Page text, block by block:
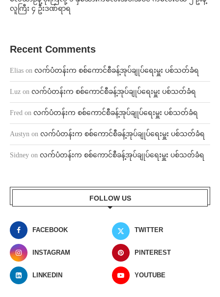
လူကြီး ၄ ဦးဒဏ်ရာရ
Recent Comments
Elias on လက်ပံတန်းက စစ်ကောင်စီခန့်အုပ်ချုပ်ရေးမှူး ပစ်သတ်ခံရ
Luz on လက်ပံတန်းက စစ်ကောင်စီခန့်အုပ်ချုပ်ရေးမှူး ပစ်သတ်ခံရ
Fred on လက်ပံတန်းက စစ်ကောင်စီခန့်အုပ်ချုပ်ရေးမှူး ပစ်သတ်ခံရ
Austyn on လက်ပံတန်းက စစ်ကောင်စီခန့်အုပ်ချုပ်ရေးမှူး ပစ်သတ်ခံရ
Sidney on လက်ပံတန်းက စစ်ကောင်စီခန့်အုပ်ချုပ်ရေးမှူး ပစ်သတ်ခံရ
FOLLOW US
FACEBOOK TWITTER
INSTAGRAM PINTEREST
LINKEDIN YOUTUBE